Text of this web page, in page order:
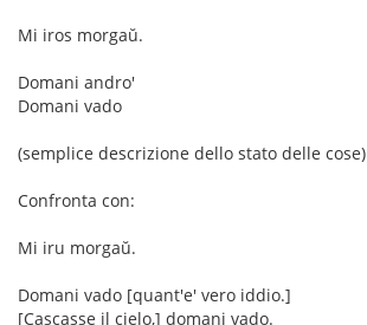
Mi iros morgaŭ.
Domani andro'
Domani vado
(semplice descrizione dello stato delle cose)
Confronta con:
Mi iru morgaŭ.
Domani vado [quant'e' vero iddio.]
[Cascasse il cielo,] domani vado.